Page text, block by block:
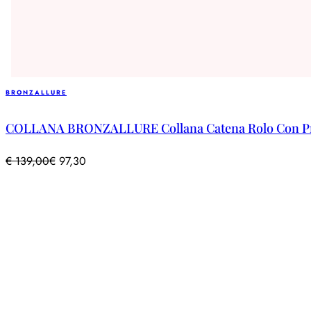
BRONZALLURE
COLLANA BRONZALLURE Collana Catena Rolo Con
€139,00€ 97,30